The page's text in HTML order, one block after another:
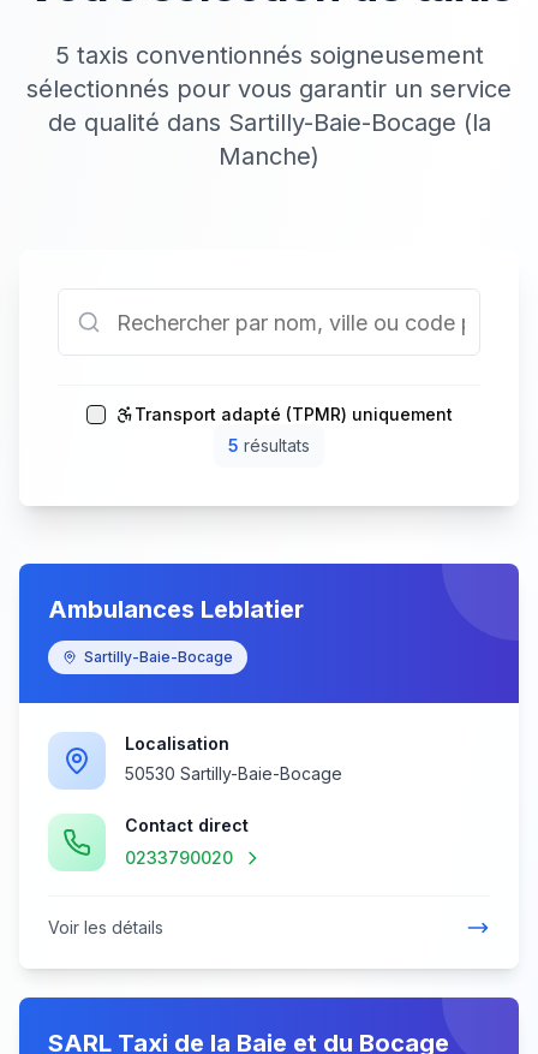
5 taxis conventionnés soigneusement
sélectionnés pour vous garantir un service
de qualité dans Sartilly-Baie-Bocage (la
Manche)
Transport adapté (TPMR) uniquement
5 résultats
Ambulances Leblatier
Sartilly-Baie-Bocage
Localisation
50530 Sartilly-Baie-Bocage
Contact direct
0233790020
Voir les détails
SARL Taxi de la Baie et du Bocage